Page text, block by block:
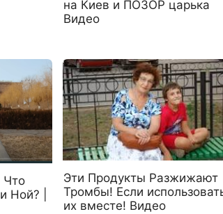
на Киев и ПОЗОР царька
Видео
Что
Ной? |
Эти Продукты Разжижают
Тромбы! Если
их вместе! Видео